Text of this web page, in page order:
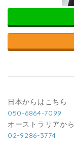
日本からはこちら
050-6864-7099
オーストラリアから
02-9286-3774